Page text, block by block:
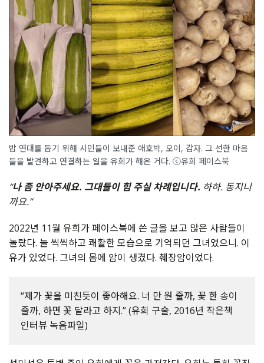
밥 연대를 돕기 위해 시민들이 보내준 애호박, 오이, 감자. 그 선한 마음
들을 발견하고 연결하는 일을 유희가 해온 거다. ⓒ유희 페이스북
“나 좀 안아주세요. 그대들이 힘 주실 차례입니다. 하하. 동지니
까요.”
2022년 11월 유희가 페이스북에 쓴 글을 보고 많은 사람들이
놀랐다. 늘 씩씩하고 쾌활한 모습으로 기억되던 그녀였으니. 이
유가 있었다. 그녀의 몸에 암이 생겼다. 췌장암이었다.
“제가 꽃을 미친듯이 좋아해요. 너 만 원 줄까, 꽃 한 송이
줄까, 하면 꽃 달라고 하지.” (유희 구술, 2016년 작은책
인터뷰 녹음파일)